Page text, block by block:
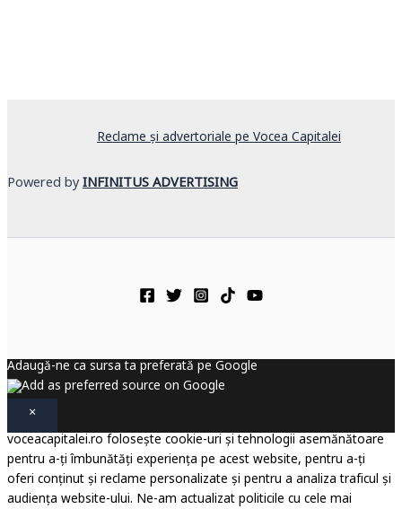
Reclame și advertoriale pe Vocea Capitalei
Powered by INFINITUS ADVERTISING
Adaugă-ne ca sursa ta preferată pe Google
×
voceacapitalei.ro folosește cookie-uri și tehnologii asemănătoare
pentru a-ți îmbunătăți experiența pe acest website, pentru a-ți
oferi conținut și reclame personalizate și pentru a analiza traficul și
audiența website-ului. Ne-am actualizat politicile cu cele mai